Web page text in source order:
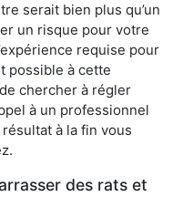
serait bien plus qu’un
un risque pour votre
requise pour
possible à cette
chercher à régler
à un professionnel
à la fin vous
des rats et